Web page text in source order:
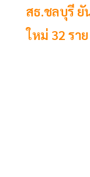
สธ.ชลบุรี ยั
ใหม่ 32 รา